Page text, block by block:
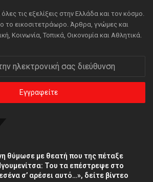
τις εξελίξεις στην Ελλάδα και τον κόσμο.
το εικοσιτετράωρο. Άρθρα, γνώμες και
Κοινωνία, Τοπικά, Οικονομία και Αθλητικά.
θύμωσε με θεατή που της πέταξε
Του τα επέστρεψε στο
σ’ αρέσει αυτό…», δείτε βίντεο